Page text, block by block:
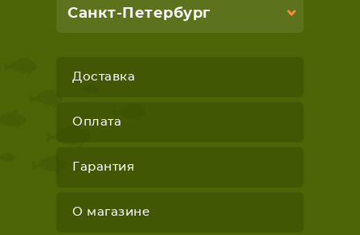
Санкт-Петербург
Доставка
Оплата
Гарантия
О магазине